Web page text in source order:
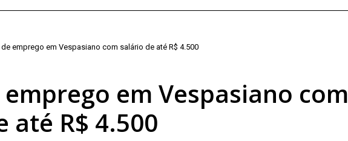
emprego em Vespasiano com salário de até R$ 4.500
em Vespasiano com
até R$ 4.500